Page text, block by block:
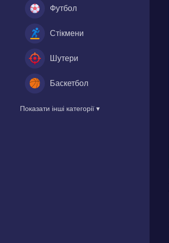
Футбол
Стікмени
Шутери
Баскетбол
Показати інші категорії ▾